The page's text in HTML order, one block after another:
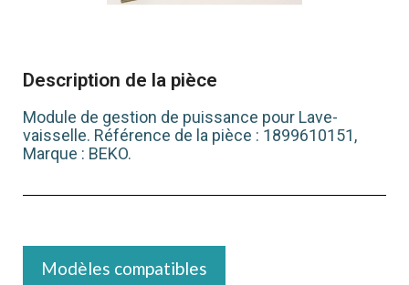
Description de la pièce
Module de gestion de puissance pour Lave-
vaisselle. Référence de la pièce : 1899610151,
Marque : BEKO.
Modèles compatibles